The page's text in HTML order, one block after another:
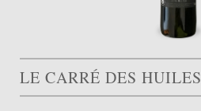
LE CARRÉ DES HUILES